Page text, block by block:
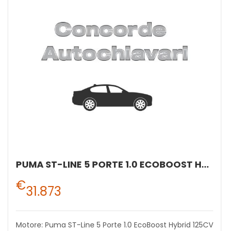
PUMA ST-LINE 5 PORTE 1.0 ECOBOOST HYBRID 125CV POWERSHIFT A 7 RAPPORTI
€31.873
Motore: Puma ST-Line 5 Porte 1.0 EcoBoost Hybrid 125CV